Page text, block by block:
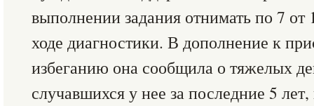
выполнении задания отнимать по 7 от
ходе диагностики. В дополнение к
избеганию она сообщила о тяжелых
случавшихся у нее за последние 5